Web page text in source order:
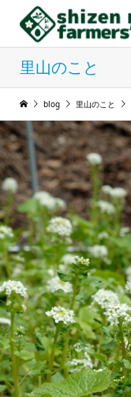
里山のこと
blog 里山のこと